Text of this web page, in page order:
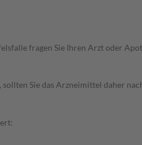
fragen Sie Ihren Arzt oder
Sie das Arzneimittel daher